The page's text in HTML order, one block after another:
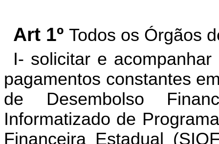
Art 1º Todos os Órgãos
I- solicitar e
pagamentos constantes
de Desembolso
Informatizado de
Financeira Estadual